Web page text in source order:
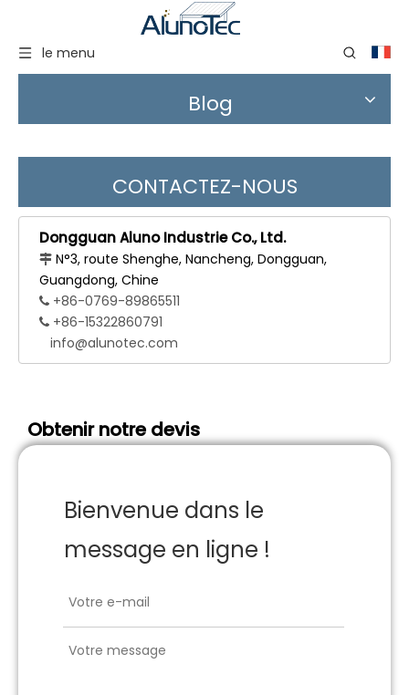
le menu
Blog
CONTACTEZ-NOUS
Dongguan Aluno Industrie Co., Ltd.
 N°3, route Shenghe, Nancheng, Dongguan,
Guangdong, Chine
 +86-0769-89865511
 +86-15322860791
info@alunotec.com
Obtenir notre devis
Bienvenue dans le
message en ligne !